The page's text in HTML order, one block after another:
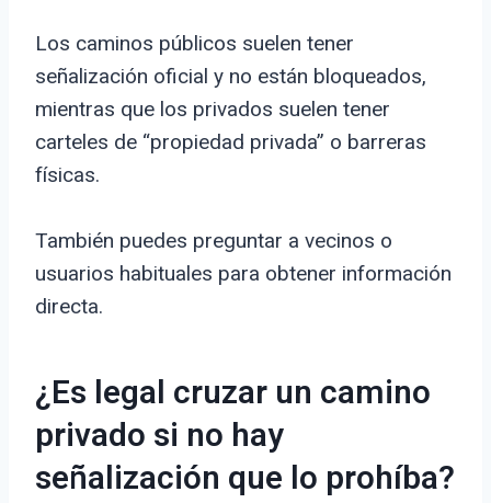
Los caminos públicos suelen tener
señalización oficial y no están bloqueados,
mientras que los privados suelen tener
carteles de “propiedad privada” o barreras
físicas.
También puedes preguntar a vecinos o
usuarios habituales para obtener información
directa.
¿Es legal cruzar un camino
privado si no hay
señalización que lo prohíba?